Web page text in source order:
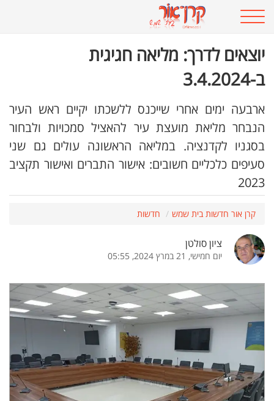
יוצאים לדרך: מליאה חגיגית
ב-3.4.2024
ארבעה ימים אחרי שייכנס ללשכתו יקיים ראש העיר
הנבחר מליאת מועצת עיר להאציל סמכויות ולבחור
בסגניו לקדנציה. במליאה הראשונה עולים גם שני
סעיפים כלכליים חשובים: אישור התברים ואישור תקציב
2023
קרן אור חדשות בית שמש חדשות
ציון סולטן
יום חמישי, 21 במרץ 2024, 05:55